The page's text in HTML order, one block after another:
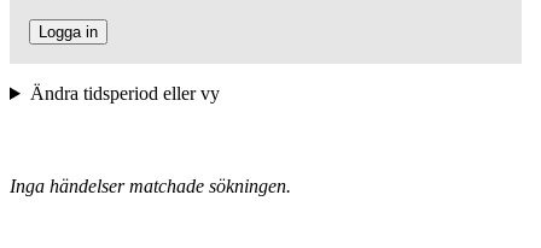
Logga in
Ändra tidsperiod eller vy
Inga händelser matchade sökningen.